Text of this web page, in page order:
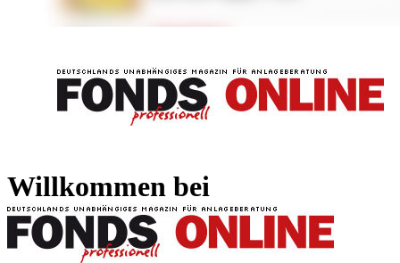
Willkommen bei